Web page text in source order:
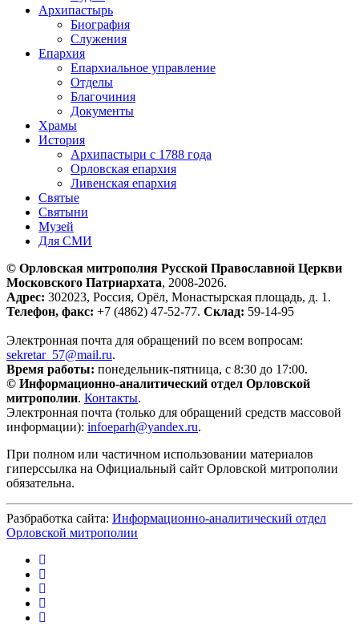
Архипастырь
Биография
Служения
Епархия
Епархиальное управление
Отделы
Благочиния
Документы
Храмы
История
Архипастыри с 1788 года
Орловская епархия
Ливенская епархия
Святые
Святыни
Музей
Для СМИ
© Орловская митрополия Русской Православной Церкви
Московского Патриархата, 2008-2026.
Адрес: 302023, Россия, Орёл, Монастырская площадь, д. 1.
Телефон, факс: +7 (4862) 47-52-77. Склад: 59-14-95
Электронная почта для обращений по всем вопросам:
sekretar_57@mail.ru.
Время работы: понедельник-пятница, с 8:30 до 17:00.
© Информационно-аналитический отдел Орловской
митрополии. Контакты.
Электронная почта (только для обращений средств массовой
информации): infoeparh@yandex.ru.
При полном или частичном использовании материалов
гиперссылка на Официальный сайт Орловской митрополии
обязательна.
Разбработка сайта: Информационно-аналитический отдел
Орловской митрополии